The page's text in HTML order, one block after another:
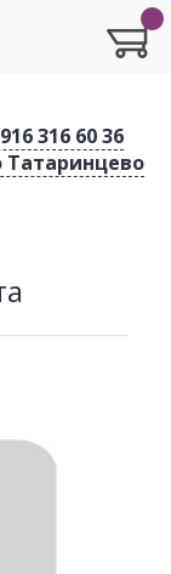
316 60 36
Татаринцево